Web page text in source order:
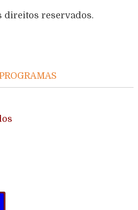
direitos reservados.